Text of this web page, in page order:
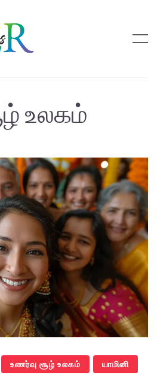
உலகம்
உணர்வு சூழ் உலகம் யாமினி